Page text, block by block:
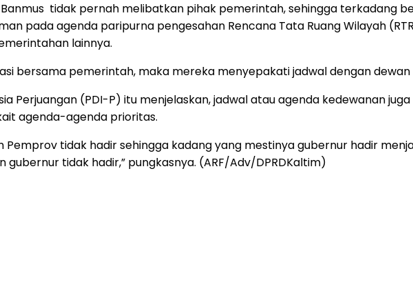
Banmus tidak pernah melibatkan pihak pemerintah, sehingga terkadang
pada agenda paripurna pengesahan Rencana Tata Ruang Wilayah
lainnya.
bersama pemerintah, maka mereka menyepakati jadwal dengan
Perjuangan (PDI-P) itu menjelaskan, jadwal atau agenda kedewanan
agenda-agenda prioritas.
Pemprov tidak hadir sehingga kadang yang mestinya gubernur hadir
tidak hadir,” pungkasnya. (ARF/Adv/DPRDKaltim)